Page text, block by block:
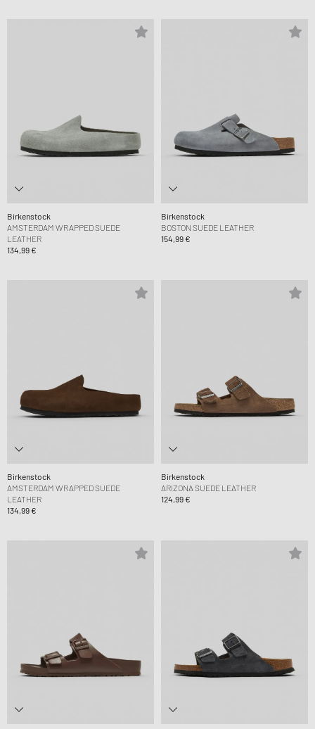
Birkenstock
AMSTERDAM WRAPPED SUEDE
LEATHER
134,99 €
Birkenstock
BOSTON SUEDE LEATHER
154,99 €
Birkenstock
AMSTERDAM WRAPPED SUEDE
LEATHER
134,99 €
Birkenstock
ARIZONA SUEDE LEATHER
124,99 €